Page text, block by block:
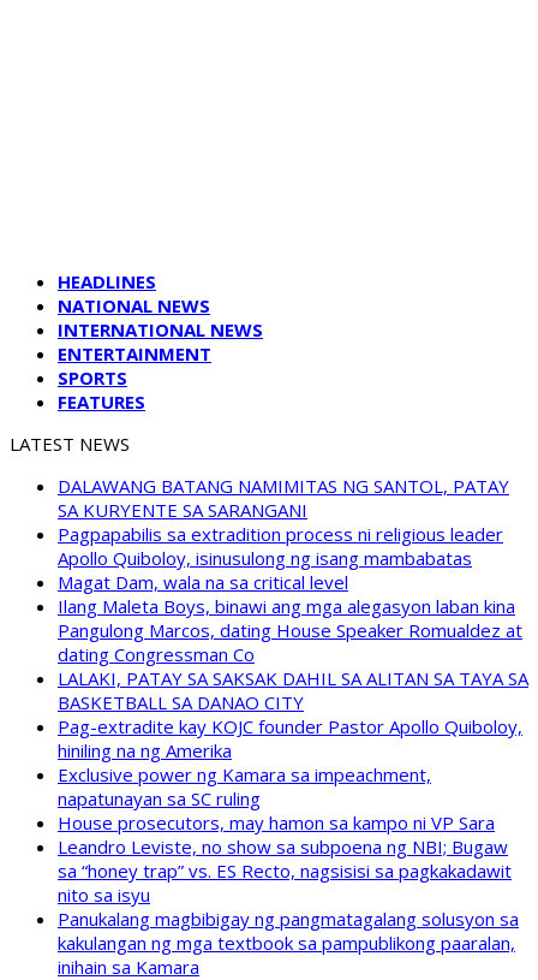
HEADLINES
NATIONAL NEWS
INTERNATIONAL NEWS
ENTERTAINMENT
SPORTS
FEATURES
LATEST NEWS
DALAWANG BATANG NAMIMITAS NG SANTOL, PATAY
SA KURYENTE SA SARANGANI
Pagpapabilis sa extradition process ni religious leader
Apollo Quiboloy, isinusulong ng isang mambabatas
Magat Dam, wala na sa critical level
Ilang Maleta Boys, binawi ang mga alegasyon laban kina
Pangulong Marcos, dating House Speaker Romualdez at
dating Congressman Co
LALAKI, PATAY SA SAKSAK DAHIL SA ALITAN SA TAYA SA
BASKETBALL SA DANAO CITY
Pag-extradite kay KOJC founder Pastor Apollo Quiboloy,
hiniling na ng Amerika
Exclusive power ng Kamara sa impeachment,
napatunayan sa SC ruling
House prosecutors, may hamon sa kampo ni VP Sara
Leandro Leviste, no show sa subpoena ng NBI; Bugaw
sa “honey trap” vs. ES Recto, nagsisisi sa pagkakadawit
nito sa isyu
Panukalang magbibigay ng pangmatagalang solusyon sa
kakulangan ng mga textbook sa pampublikong paaralan,
inihain sa Kamara